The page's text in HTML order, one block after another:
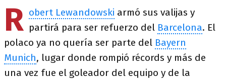
R obert Lewandowski armó sus valijas y
partirá para ser refuerzo del Barcelona. El
polaco ya no quería ser parte del Bayern
Munich, lugar donde rompió récords y más de
una vez fue el goleador del equipo y de la